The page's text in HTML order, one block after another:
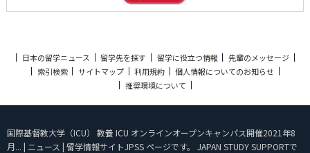
日本の留学ニュース 留学先を探す 留学に役立つ情報
先輩のメッセージ
索引検索
サイトマップ 利用規約
個人情報についてのお知らせ
推奨環境について
国際基督教大学（ICU） 教養 ICU オンラインオープンキャンパス開催2021年8
月... | ニュース | 留学情報サイトJPSS ページです。 JAPAN STUDY SUPPORTで